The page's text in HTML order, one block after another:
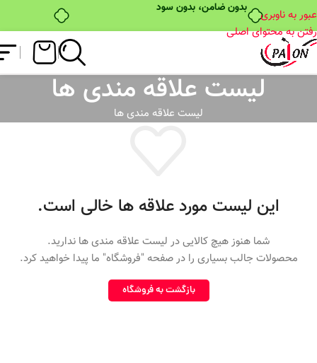
بدون ضامن، بدون سود
عبور به ناوبری
رفتن به محتوای اصلی
لیست علاقه مندی ها
لیست علاقه مندی ها
این لیست مورد علاقه ها خالی است.
شما هنوز هیچ کالایی در لیست علاقه مندی ها ندارید.
محصولات جالب بسیاری را در صفحه "فروشگاه" ما پیدا خواهید کرد.
بازگشت به فروشگاه